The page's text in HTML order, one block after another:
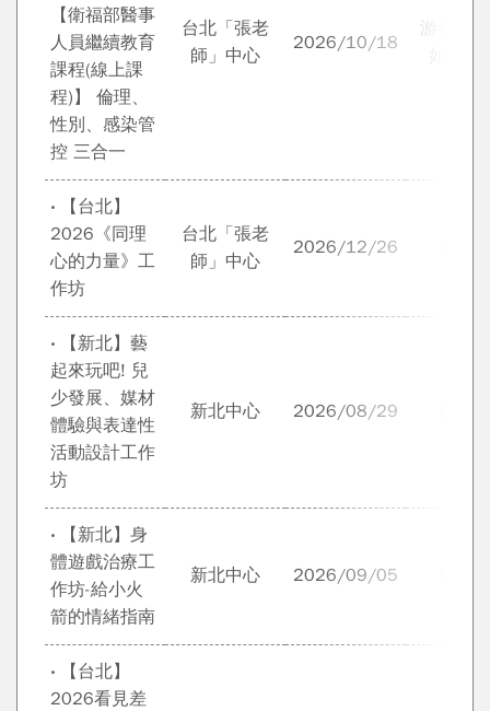
【衛福部醫事
人員繼續教育
課程(線上課
程)】 倫理、
性別、感染管
控 三合一
台北「張老
師」中心
2026/10/18
游香蘭
‧ 【台北】
2026《同理
心的力量》工
作坊
台北「張老
師」中心
2026/12/26
‧ 【新北】藝
起來玩吧! 兒
少發展、媒材
體驗與表達性
活動設計工作
坊
新北中心 2026/08/29
‧ 【新北】身
體遊戲治療工
作坊-給小火
箭的情緒指南
新北中心 2026/09/05
‧ 【台北】
2026看見差